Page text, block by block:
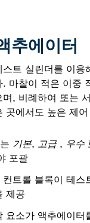
추에이터
트 실린더를 이용
마찰이 적은 이중
, 비례하여 또는
곳에서도 높은 제
기본, 고급, 우수
포괄
트롤 블록이 테스
제공
요소가 액추에이터